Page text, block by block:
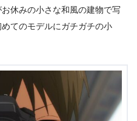
休みの小さな和風の建物で写
てのモデルにガチガチの小